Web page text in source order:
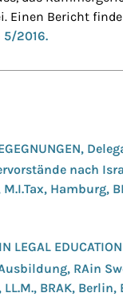
Einen Bericht
5/2016.
nach
Hamburg,
IN LEGAL
RAin
BRAK, Berlin,